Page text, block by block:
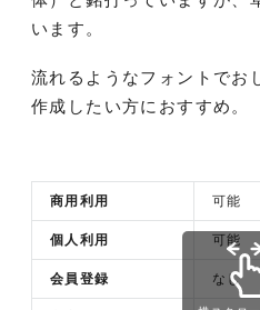
います。
流れるようなフォントでお
作成したい方におすすめ。
商用利用 可能
個人利用 可能
会員登録 なし